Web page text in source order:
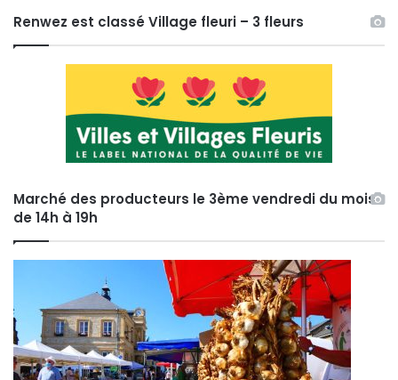
Renwez est classé Village fleuri – 3 fleurs
Marché des producteurs le 3ème vendredi du mois
de 14h à 19h